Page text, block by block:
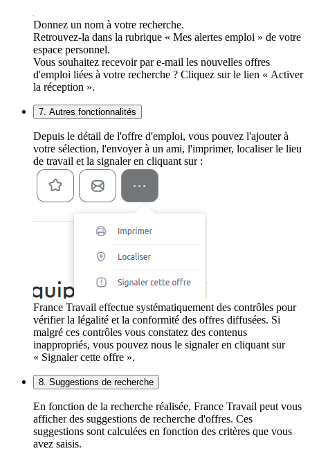
Donnez un nom à votre recherche.
Retrouvez-la dans la rubrique « Mes alertes emploi » de votre
espace personnel.
Vous souhaitez recevoir par e-mail les nouvelles offres
d'emploi liées à votre recherche ? Cliquez sur le lien « Activer
la réception ».
7. Autres fonctionnalités
Depuis le détail de l'offre d'emploi, vous pouvez l'ajouter à
votre sélection, l'envoyer à un ami, l'imprimer, localiser le lieu
de travail et la signaler en cliquant sur :
France Travail effectue systématiquement des contrôles pour
vérifier la légalité et la conformité des offres diffusées. Si
malgré ces contrôles vous constatez des contenus
inappropriés, vous pouvez nous le signaler en cliquant sur
« Signaler cette offre ».
8. Suggestions de recherche
En fonction de la recherche réalisée, France Travail peut vous
afficher des suggestions de recherche d'offres. Ces
suggestions sont calculées en fonction des critères que vous
avez saisis.